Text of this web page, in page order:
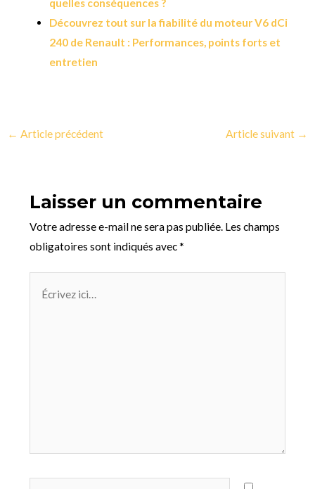
quelles conséquences ?
Découvrez tout sur la fiabilité du moteur V6 dCi
240 de Renault : Performances, points forts et
entretien
← Article précédent Article suivant →
Laisser un commentaire
Votre adresse e-mail ne sera pas publiée. Les champs
obligatoires sont indiqués avec*
ici…